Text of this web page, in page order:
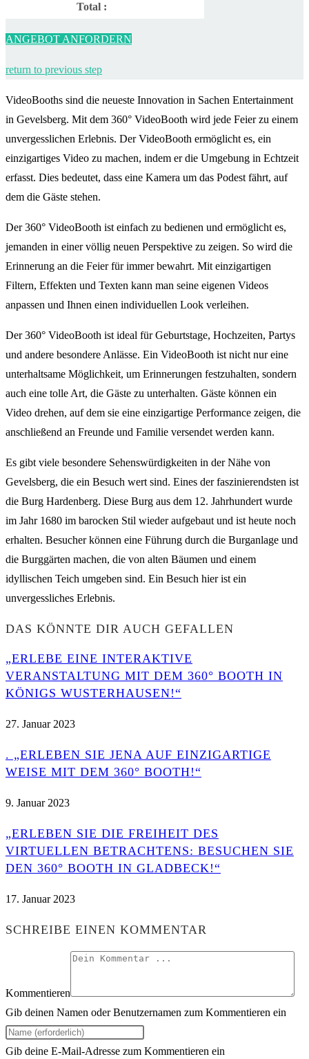
Total :
ANGEBOT ANFORDERN
return to previous step
VideoBooths sind die neueste Innovation in Sachen Entertainment
in Gevelsberg. Mit dem 360° VideoBooth wird jede Feier zu einem
unvergesslichen Erlebnis. Der VideoBooth ermöglicht es, ein
einzigartiges Video zu machen, indem er die Umgebung in Echtzeit
erfasst. Dies bedeutet, dass eine Kamera um das Podest fährt, auf
dem die Gäste stehen.
Der 360° VideoBooth ist einfach zu bedienen und ermöglicht es,
jemanden in einer völlig neuen Perspektive zu zeigen. So wird die
Erinnerung an die Feier für immer bewahrt. Mit einzigartigen
Filtern, Effekten und Texten kann man seine eigenen Videos
anpassen und Ihnen einen individuellen Look verleihen.
Der 360° VideoBooth ist ideal für Geburtstage, Hochzeiten, Partys
und andere besondere Anlässe. Ein VideoBooth ist nicht nur eine
unterhaltsame Möglichkeit, um Erinnerungen festzuhalten, sondern
auch eine tolle Art, die Gäste zu unterhalten. Gäste können ein
Video drehen, auf dem sie eine einzigartige Performance zeigen, die
anschließend an Freunde und Familie versendet werden kann.
Es gibt viele besondere Sehenswürdigkeiten in der Nähe von
Gevelsberg, die ein Besuch wert sind. Eines der faszinierendsten ist
die Burg Hardenberg. Diese Burg aus dem 12. Jahrhundert wurde
im Jahr 1680 im barocken Stil wieder aufgebaut und ist heute noch
erhalten. Besucher können eine Führung durch die Burganlage und
die Burggärten machen, die von alten Bäumen und einem
idyllischen Teich umgeben sind. Ein Besuch hier ist ein
unvergessliches Erlebnis.
DAS KÖNNTE DIR AUCH GEFALLEN
„ERLEBE EINE INTERAKTIVE
VERANSTALTUNG MIT DEM 360° BOOTH IN
KÖNIGS WUSTERHAUSEN!“
27. Januar 2023
. „ERLEBEN SIE JENA AUF EINZIGARTIGE
WEISE MIT DEM 360° BOOTH!“
9. Januar 2023
„ERLEBEN SIE DIE FREIHEIT DES
VIRTUELLEN BETRACHTENS: BESUCHEN SIE
DEN 360° BOOTH IN GLADBECK!“
17. Januar 2023
SCHREIBE EINEN KOMMENTAR
Kommentieren
Gib deinen Namen oder Benutzernamen zum Kommentieren ein
Gib deine E-Mail-Adresse zum Kommentieren ein